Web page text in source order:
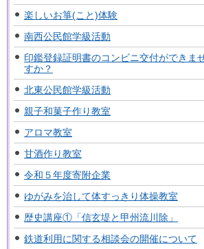
楽しいお箏(こと)体験
南西公民館学級活動
印鑑登録証明書のコンビニ交付ができま
すか？
北東公民館学級活動
親子和菓子作り教室
アロマ教室
甘酒作り教室
令和５年度寄附企業
ゆがみを治して体すっきり体操教室
歴史講座①「信玄堤と甲州流川除」
鉄道利用に関する相談会の開催について